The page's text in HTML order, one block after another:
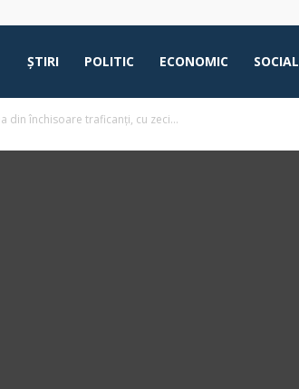
ŞTIRI POLITIC ECONOMIC SOCIAL
din închisoare traficanți, cu zeci...